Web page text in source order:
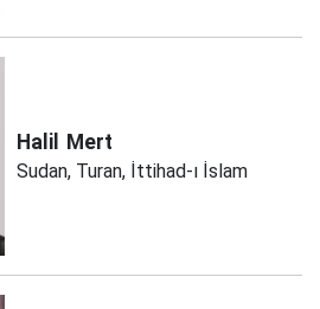
Halil Mert
Sudan, Turan, İttihad-ı İslam